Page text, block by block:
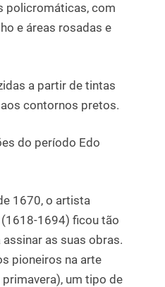
policromáticas, com
e áreas rosadas e
a partir de tintas
contornos pretos.
do período Edo
1670, o artista
1694) ficou tão
as suas obras.
pioneiros na arte
um tipo de